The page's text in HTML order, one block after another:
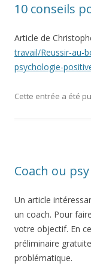
10 conseils
Article de
travail/Reussir-au-
psychologie-
Cette entrée a été
Coach ou psy
Un article
un coach. Pour
votre objectif. En
préliminaire
problématique.